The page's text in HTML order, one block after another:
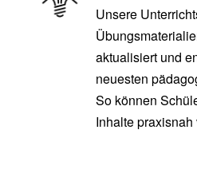
Unsere
aktualisiert und
neuesten
So können
Inhalte praxisnah